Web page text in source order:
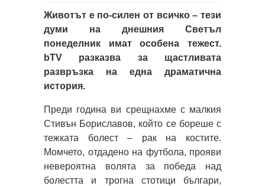
Животът е по-силен от всичко – тези
думи на днешния Светъл
понеделник имат особена тежест.
bTV разказва за щастливата
развръзка на една драматична
история.
Преди година ви срещнахме с малкия
Стивън Бориславов, който се бореше с
тежката болест – рак на костите.
Момчето, отдадено на футбола, прояви
невероятна волята за победа над
болестта и трогна стотици българи,